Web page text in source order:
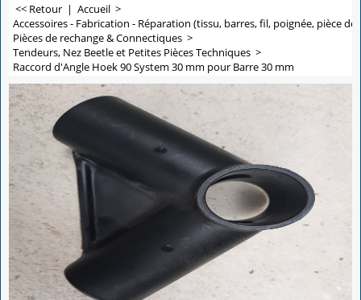
<< Retour | Accueil >
Accessoires - Fabrication - Réparation (tissu, barres, fil, poignée, pièce de
Pièces de rechange & Connectiques >
Tendeurs, Nez Beetle et Petites Pièces Techniques >
Raccord d'Angle Hoek 90 System 30 mm pour Barre 30 mm